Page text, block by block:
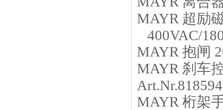
MAYR 超励
400VAC/
MAYR 抱闸
MAYR 刹车
Art.Nr.818594
MAYR 桁架